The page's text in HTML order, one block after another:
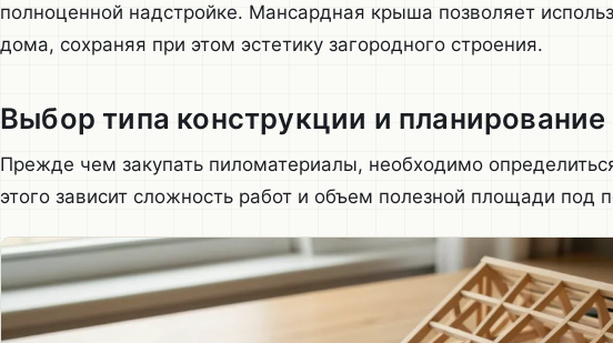
полноценной надстройке. Мансардная крыша позволяет
дома, сохраняя при этом эстетику загородного строения.
Выбор типа конструкции и планирование
Прежде чем закупать пиломатериалы, необходимо
этого зависит сложность работ и объем полезной площади под